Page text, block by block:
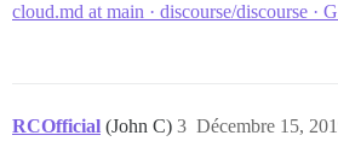
cloud.md at main · discourse/discourse ·
RCOfficial (John C) Décembre 15,
3